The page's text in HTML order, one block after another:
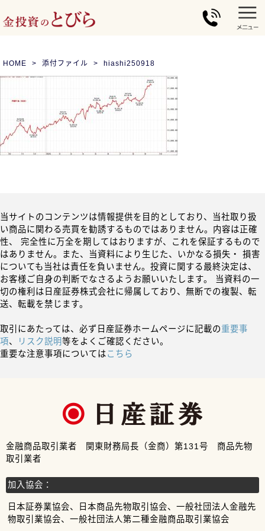
HOME 添付ファイル hiashi250918
当サイトのコンテンツは情報提供を目的としており、当社取り扱
い商品に関わる売買を勧誘するものではありません。内容は正確
性、 完全性に万全を期してはおりますが、これを保証するもので
はありません。また、当資料により生じた、いかなる損失・ 損害
についても当社は責任を負いません。投資に関する最終決定は、
お客様ご自身の判断でなさるようお願いいたします。 当資料の一
切の権利は日産証券株式会社に帰属しており、無断での複製、転
送、転載を禁じます。
取引にあたっては、必ず日産証券ホームページに記載の重要事
項、 リスク説明等をよくご確認ください。
重要な注意事項についてはこちら
金融商品取引業者 関東財務局長（金商）第131号 商品先物
取引業者
加入協会：
日本証券業協会、日本商品先物取引協会、一般社団法人金融先
物取引業協会、一般社団法人第二種金融商品取引業協会